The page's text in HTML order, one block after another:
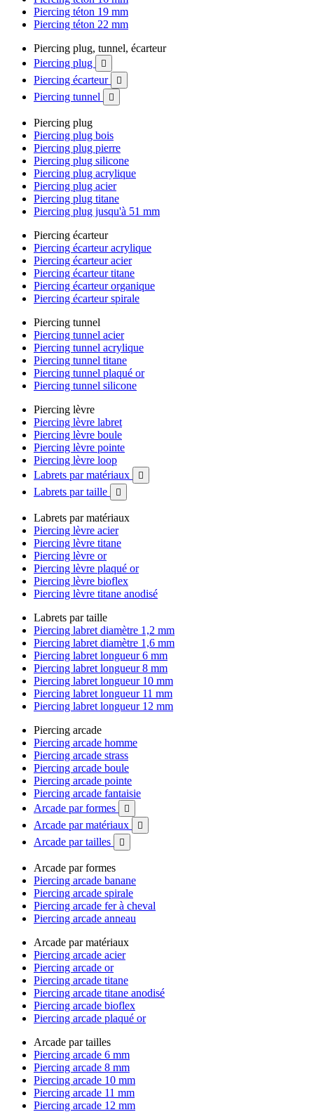
Piercing téton 19 mm
Piercing téton 22 mm
Piercing plug, tunnel, écarteur
Piercing plug

Piercing écarteur 
Piercing tunnel 
Piercing plug
Piercing plug bois
Piercing plug pierre
Piercing plug silicone
Piercing plug acrylique
Piercing plug acier
Piercing plug titane
Piercing plug jusqu'à 51 mm
Piercing écarteur
Piercing écarteur acrylique
Piercing écarteur acier
Piercing écarteur titane
Piercing écarteur organique
Piercing écarteur spirale
Piercing tunnel
Piercing tunnel acier
Piercing tunnel acrylique
Piercing tunnel titane
Piercing tunnel plaqué or
Piercing tunnel silicone
Piercing lèvre
Piercing lèvre labret
Piercing lèvre boule
Piercing lèvre pointe
Piercing lèvre loop
Labrets par matériaux

Labrets par taille 
Labrets par matériaux
Piercing lèvre acier
Piercing lèvre titane
Piercing lèvre or
Piercing lèvre plaqué or
Piercing lèvre bioflex
Piercing lèvre titane anodisé
Labrets par taille
Piercing labret diamètre 1,2 mm
Piercing labret diamètre 1,6 mm
Piercing labret longueur 6 mm
Piercing labret longueur 8 mm
Piercing labret longueur 10 mm
Piercing labret longueur 11 mm
Piercing labret longueur 12 mm
Piercing arcade
Piercing arcade homme
Piercing arcade strass
Piercing arcade boule
Piercing arcade pointe
Piercing arcade fantaisie
Arcade par formes

Arcade par matériaux 
Arcade par tailles 
Arcade par formes
Piercing arcade banane
Piercing arcade spirale
Piercing arcade fer à cheval
Piercing arcade anneau
Arcade par matériaux
Piercing arcade acier
Piercing arcade or
Piercing arcade titane
Piercing arcade titane anodisé
Piercing arcade bioflex
Piercing arcade plaqué or
Arcade par tailles
Piercing arcade 6 mm
Piercing arcade 8 mm
Piercing arcade 10 mm
Piercing arcade 11 mm
Piercing arcade 12 mm